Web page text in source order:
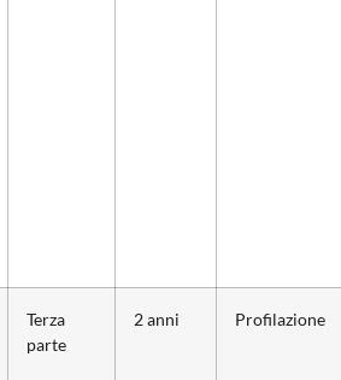
Terza
parte
2 anni Profilazione